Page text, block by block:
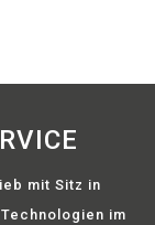
mit Sitz in
im